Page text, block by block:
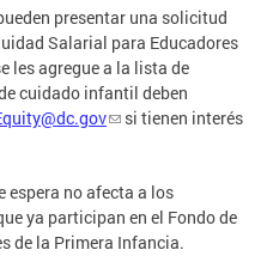
presentar una solicitud
Salarial para Educadores
les agregue a la lista de
cuidado infantil deben
si tienen interés
espera no afecta a los
ya participan en el Fondo de
de la Primera Infancia.